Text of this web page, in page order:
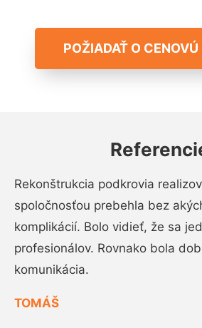
POŽIADAŤ O CENOVÚ
Rekonštrukcia podkrovia
spoločnosťou prebehla bez
komplikácií. Bolo vidieť, že sa
profesionálov. Rovnako bola
komunikácia.
TOMÁŠ